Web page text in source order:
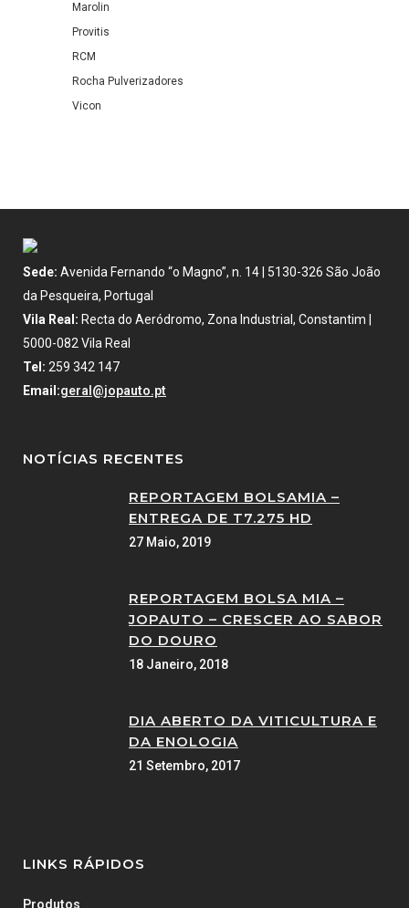
Marolin
Provitis
RCM
Rocha Pulverizadores
Vicon
Sede: Avenida Fernando “o Magno”, n. 14 | 5130-326 São João
da Pesqueira, Portugal
Vila Real: Recta do Aeródromo, Zona Industrial, Constantim |
5000-082 Vila Real
Tel: 259 342 147
Email:geral@jopauto.pt
NOTÍCIAS RECENTES
REPORTAGEM BOLSAMIA –
ENTREGA DE T7.275 HD
27 Maio, 2019
REPORTAGEM BOLSA MIA –
JOPAUTO – CRESCER AO SABOR
DO DOURO
18 Janeiro, 2018
DIA ABERTO DA VITICULTURA E
DA ENOLOGIA
21 Setembro, 2017
LINKS RÁPIDOS
Produtos